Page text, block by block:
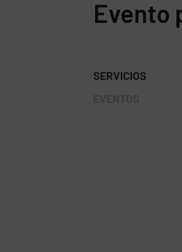
Evento
SERVICIOS